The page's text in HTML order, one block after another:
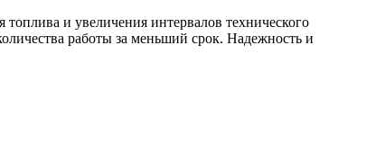
и увеличения интервалов технического
работы за меньший срок. Надежность и